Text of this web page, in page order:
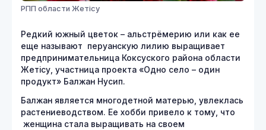
РПП области Жетісу
Редкий южный цветок – альстрёмерию или как ее
еще называют перуанскую лилию выращивает
предпринимательница Коксуского района области
Жетісу, участница проекта «Одно село – один
продукт» Балжан Нусип.
Балжан является многодетной матерью, увлеклась
растениеводством. Ее хобби привело к тому, что
женщина стала выращивать на своем